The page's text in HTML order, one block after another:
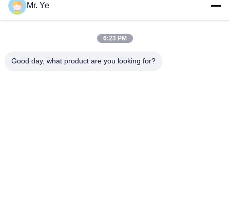
Mr. Ye
6:23 PM
Good day, what product are you looking for?